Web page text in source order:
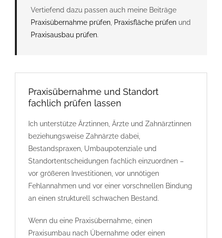
Vertiefend dazu passen auch meine Beiträge
Praxisübernahme prüfen, Praxisfläche prüfenund
Praxisausbau prüfen.
Praxisübernahme und Standort
fachlich prüfen lassen
Ich unterstütze Ärztinnen, Ärzte und Zahnärztinnen
beziehungsweise Zahnärzte dabei,
Bestandspraxen, Umbaupotenziale und
Standortentscheidungen fachlich einzuordnen –
vor größeren Investitionen, vor unnötigen
Fehlannahmen und vor einer vorschnellen Bindung
an einen strukturell schwachen Bestand.
Wenn du eine Praxisübernahme, einen
Praxisumbau nach Übernahme oder einen